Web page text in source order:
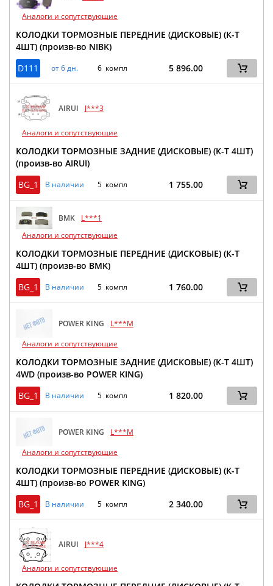
Аналоги и сопутствующие
КОЛОДКИ ТОРМОЗНЫЕ ПЕРЕДНИЕ (ДИСКОВЫЕ) (К-Т
4ШТ) (произв-во NIBK)
D111
от 6 дн. 6 компл 5 896.00
AIRUI J***3
Аналоги и сопутствующие
КОЛОДКИ ТОРМОЗНЫЕ ЗАДНИЕ (ДИСКОВЫЕ) (К-Т 4ШТ)
(произв-во AIRUI)
BG_1
В наличии 5 компл 1 755.00
BMK
L***1
Аналоги и сопутствующие
КОЛОДКИ ТОРМОЗНЫЕ ПЕРЕДНИЕ (ДИСКОВЫЕ) (К-Т
4ШТ) (произв-во BMK)
BG_1
В наличии 5 компл 1 760.00
POWER KING
L***M
Аналоги и сопутствующие
КОЛОДКИ ТОРМОЗНЫЕ ЗАДНИЕ (ДИСКОВЫЕ) (К-Т 4ШТ)
4WD (произв-во POWER KING)
BG_1
В наличии 5 компл 1 820.00
POWER KING
L***M
Аналоги и сопутствующие
КОЛОДКИ ТОРМОЗНЫЕ ПЕРЕДНИЕ (ДИСКОВЫЕ) (К-Т
4ШТ) (произв-во POWER KING)
BG_1
В наличии 5 компл 2 340.00
AIRUI J***4
Аналоги и сопутствующие